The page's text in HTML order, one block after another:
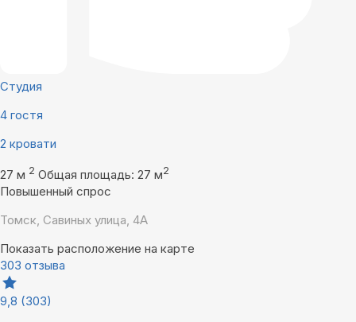
Студия
4 гостя
2 кровати
27 м 2 Общая площадь: 27 м2
Повышенный спрос
Томск, Савиных улица, 4А
Показать расположение на карте
303 отзыва
9,8 (303)